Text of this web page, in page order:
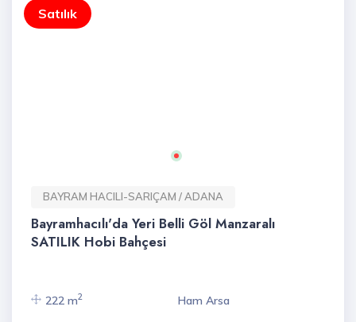
Satılık
BAYRAM HACILI-SARIÇAM / ADANA
Bayramhacılı'da Yeri Belli Göl Manzaralı
SATILIK Hobi Bahçesi
222 m2 Ham Arsa